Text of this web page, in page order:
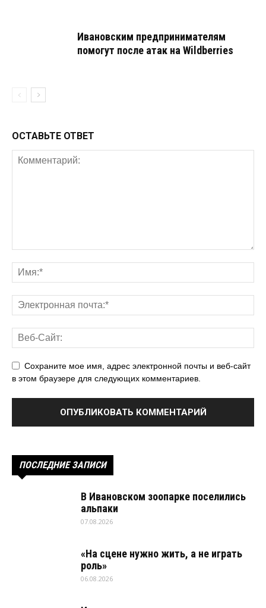
Ивановским предпринимателям
помогут после атак на Wildberries
ОСТАВЬТЕ ОТВЕТ
Сохраните мое имя, адрес электронной почты и веб-сайт
в этом браузере для следующих комментариев.
ПОСЛЕДНИЕ ЗАПИСИ
В Ивановском зоопарке поселились
альпаки
07.08.2026
«На сцене нужно жить, а не играть
роль»
06.08.2026